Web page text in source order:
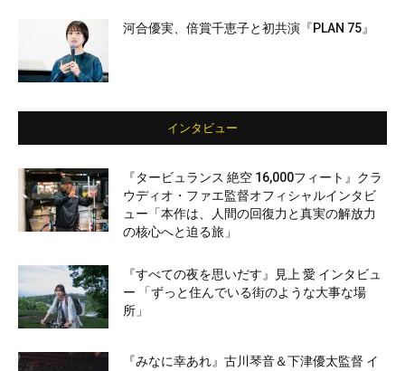
河合優実、倍賞千恵子と初共演『PLAN 75』
インタビュー
『タービュランス 絶空 16,000フィート』クラ
ウディオ・ファエ監督オフィシャルインタビ
ュー「本作は、人間の回復力と真実の解放力
の核心へと迫る旅」
『すべての夜を思いだす』見上 愛 インタビュ
ー 「ずっと住んでいる街のような大事な場
所」
『みなに幸あれ』古川琴音＆下津優太監督 イ